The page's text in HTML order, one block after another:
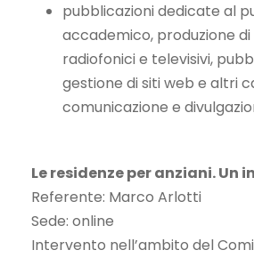
pubblicazioni dedicate al
accademico, produzione
radiofonici e televisivi,
gestione di siti web e altri
comunicazione e
Le residenze per anziani. Un
Referente: Marco Arlotti
Sede: online
Intervento nell’ambito del